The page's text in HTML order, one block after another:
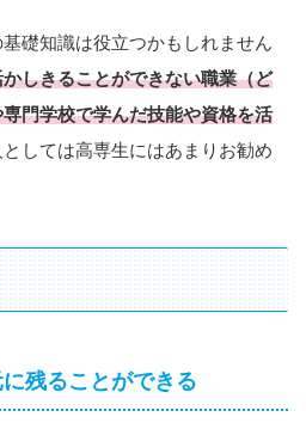
礎知識は役立つかもしれません
しきることができない職業（ど
門学校で学んだ技能や資格を活
しては高専生にはあまりお勧め
残ることができる